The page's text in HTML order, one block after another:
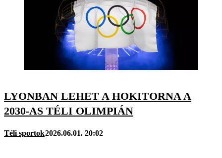
LYONBAN LEHET A HOKITORNA A
2030-AS TÉLI OLIMPIÁN
Téli sportok2026.06.01. 20:02